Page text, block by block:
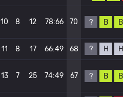
10 8 12 78:66 70 ? В В
11 8 17 66:49 68 ? Н Н
13 7 25 74:49 67 ? В В